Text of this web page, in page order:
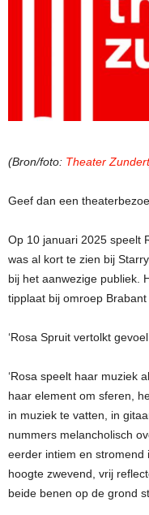
(Bron/foto: Theater Zundert
Geef dan een
Op 10 januari 2025 speelt
was al kort te zien bij
bij het aanwezige publiek.
tipplaat bij omroep
‘Rosa Spruit vertolkt
‘Rosa speelt haar muziek
haar element om sferen,
in muziek te vatten, in
nummers melancholisch
eerder intiem en stromend
hoogte zwevend, vrij
beide benen op de grond